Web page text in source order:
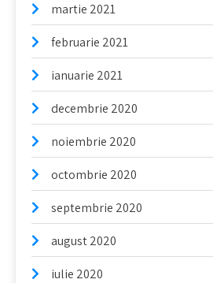
martie 2021
februarie 2021
ianuarie 2021
decembrie 2020
noiembrie 2020
octombrie 2020
septembrie 2020
august 2020
iulie 2020